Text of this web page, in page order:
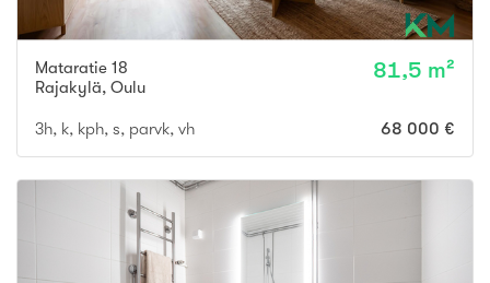
Mataratie 18
Rajakylä, Oulu
81,5 m²
3h, k, kph, s, parvk, vh 68 000 €